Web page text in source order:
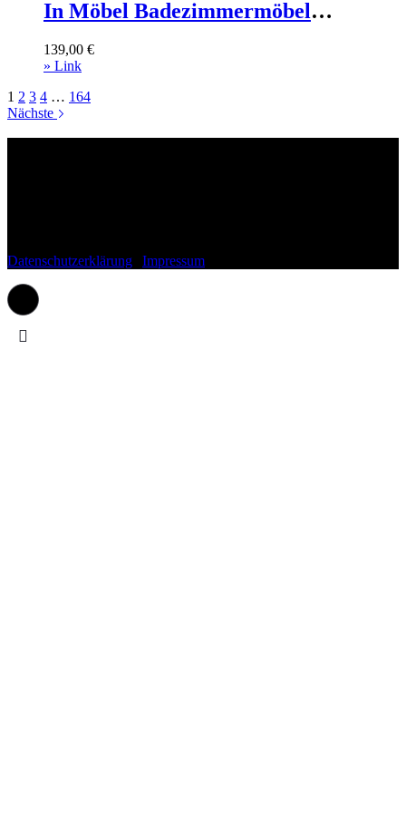
In Möbel Badezimmermöbel
139,00 €
» Link
1 2 3 4 … 164
Nächste
Datenschutzerklärung
Impressum